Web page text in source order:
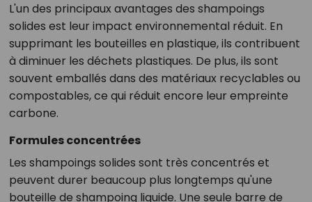
L'un des principaux avantages des shampoings
solides est leur impact environnemental réduit. En
supprimant les bouteilles en plastique, ils contribuent
à diminuer les déchets plastiques. De plus, ils sont
souvent emballés dans des matériaux recyclables ou
compostables, ce qui réduit encore leur empreinte
carbone.
Formules concentrées
Les shampoings solides sont très concentrés et
peuvent durer beaucoup plus longtemps qu'une
bouteille de shampoing liquide. Une seule barre de